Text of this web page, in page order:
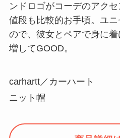
ンドロゴがコーデのアク
値段も比較的お手頃。ユ
ので、彼女とペアで身に
増してGOOD。
carhartt／カーハート
ニット帽